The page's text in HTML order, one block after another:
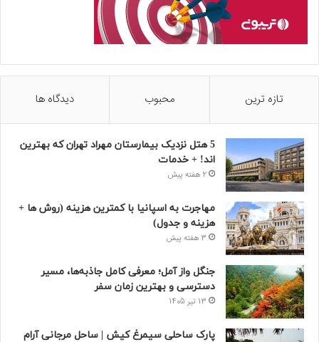
تازه ترین محبوب دیدگاه ها
5 هتل نزدیک بیمارستان مهراد تهران که بهترین‌
اند! + خدمات
2 هفته پیش
مهاجرت به اسپانیا با کمترین هزینه (روش ها +
هزینه و جدول)
3 هفته پیش
جنگل واز آمل؛ معرفی کامل جاذبه‌ها، مسیر
دسترسی و بهترین زمان سفر
13 تیر 1405
پارک ساحلی سیمرغ کیش | ساحل مرجانی آرام